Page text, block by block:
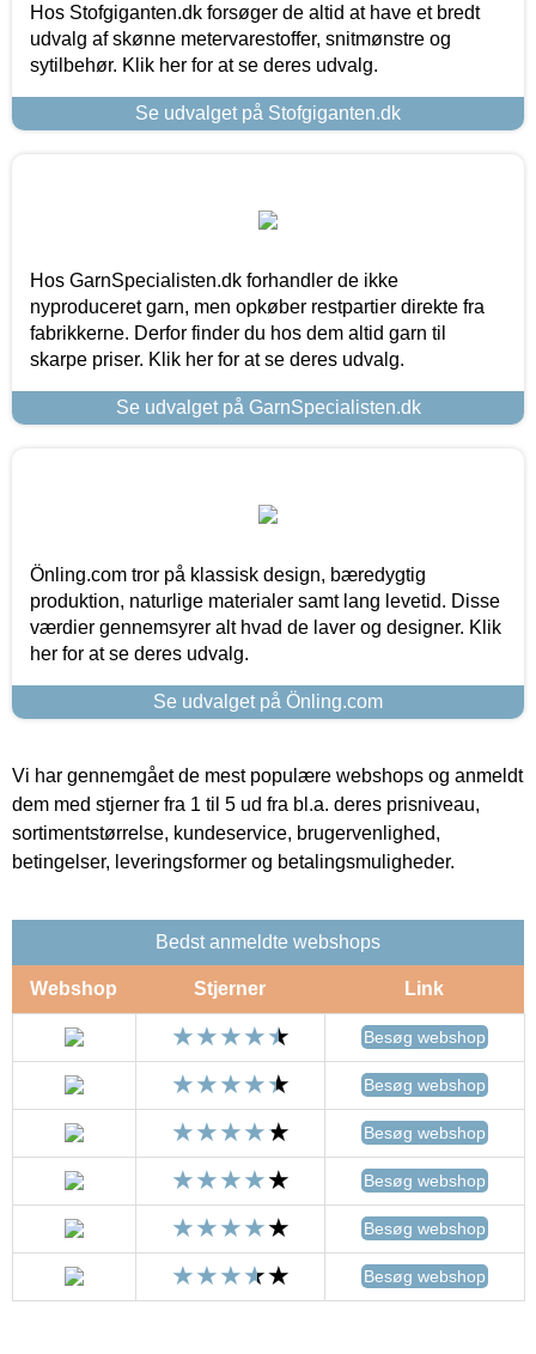
Hos Stofgiganten.dk forsøger de altid at have et bredt
udvalg af skønne metervarestoffer, snitmønstre og
sytilbehør. Klik her for at se deres udvalg.
Se udvalget på Stofgiganten.dk
Hos GarnSpecialisten.dk forhandler de ikke
nyproduceret garn, men opkøber restpartier direkte fra
fabrikkerne. Derfor finder du hos dem altid garn til
skarpe priser. Klik her for at se deres udvalg.
Se udvalget på GarnSpecialisten.dk
Önling.com tror på klassisk design, bæredygtig
produktion, naturlige materialer samt lang levetid. Disse
værdier gennemsyrer alt hvad de laver og designer. Klik
her for at se deres udvalg.
Se udvalget på Önling.com
Vi har gennemgået de mest populære webshops og anmeldt
dem med stjerner fra 1 til 5 ud fra bl.a. deres prisniveau,
sortimentstørrelse, kundeservice, brugervenlighed,
betingelser, leveringsformer og betalingsmuligheder.
Bedst anmeldte webshops
Webshop Stjerner Link
Besøg webshop
Besøg webshop
Besøg webshop
Besøg webshop
Besøg webshop
Besøg webshop